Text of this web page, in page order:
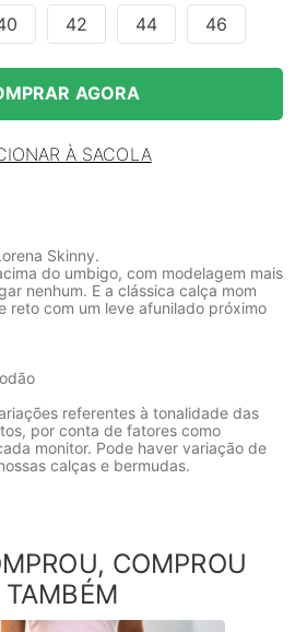
42 44 46
AGORA
À SACOLA
Skinny.
do umbigo, com modelagem mais
nenhum. E a clássica calça mom
reto com um leve afunilado próximo
referentes à tonalidade das
por conta de fatores como
monitor. Pode haver variação de
calças e bermudas.
COMPROU
TAMBÉM